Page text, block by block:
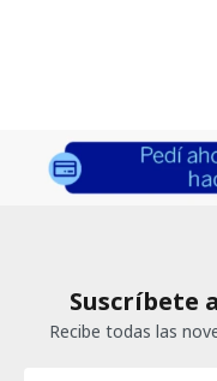
Suscríbete
Recibe todas las